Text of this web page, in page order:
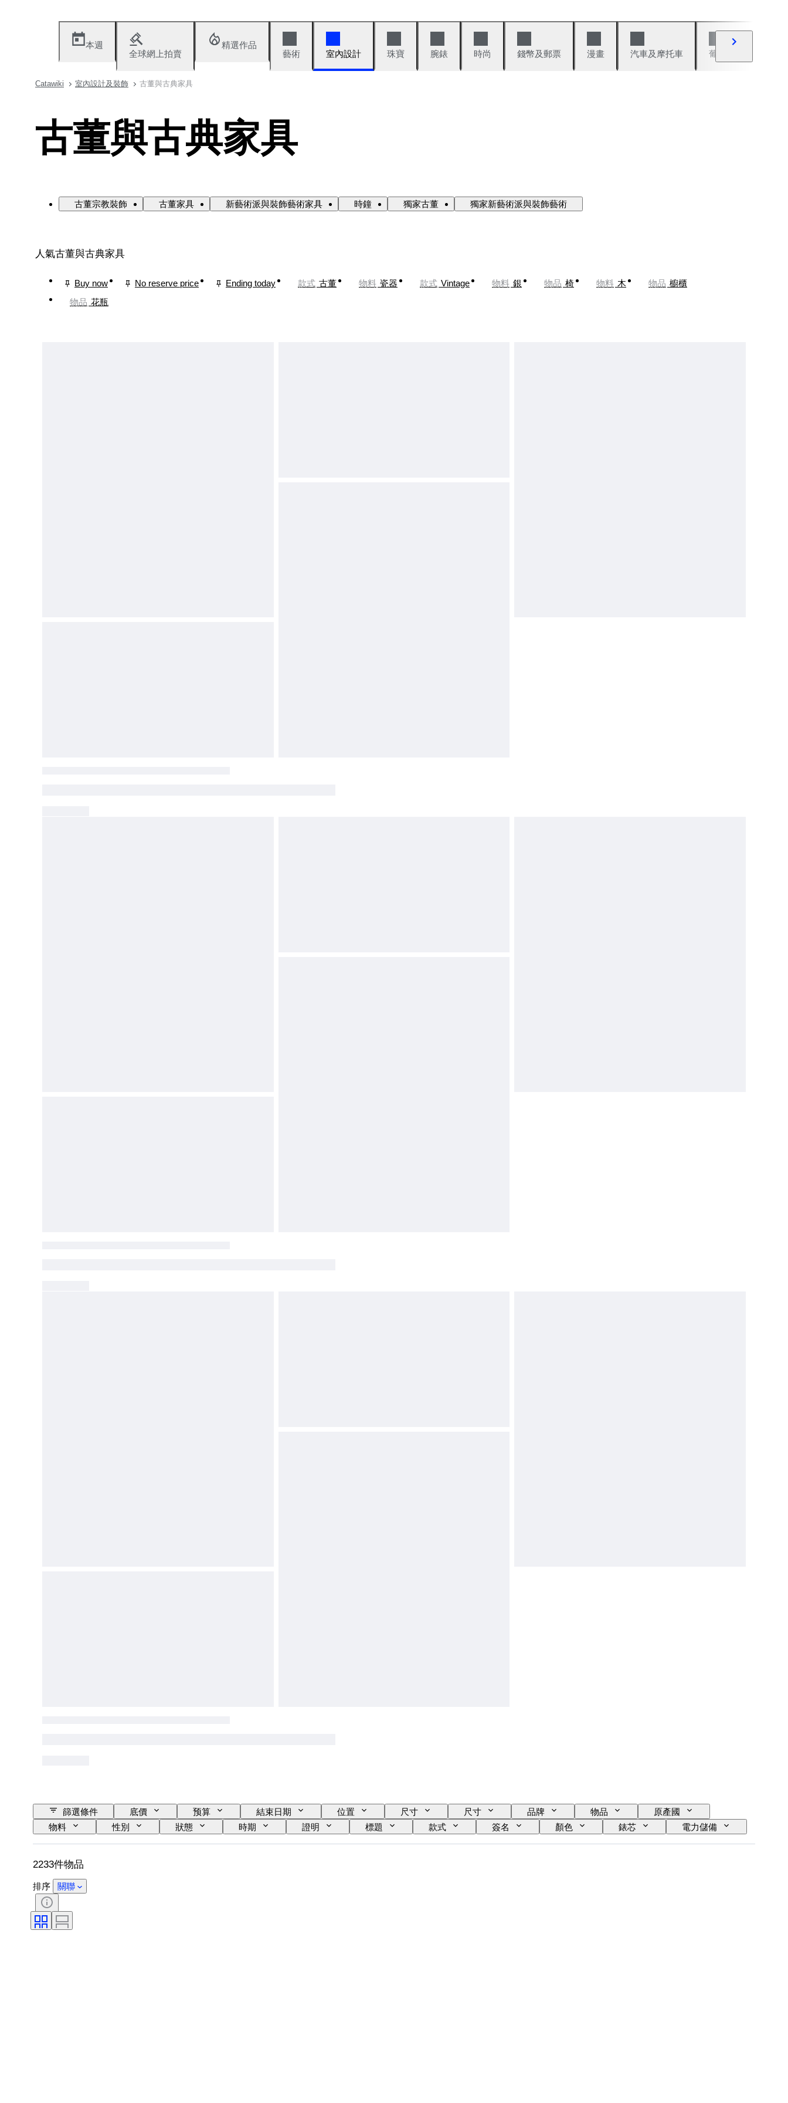
本週
全球網上拍賣
精選作品
藝術
室內設計 珠寶 腕錶 時尚 錢幣及郵票 漫畫 汽車及摩托車 葡萄酒與烈酒
Catawiki 室內設計及裝飾 古董與古典家具
古董與古典家具
古董宗教裝飾 古董家具 新藝術派與裝飾藝術家具 時鐘 獨家古董 獨家新藝術派與裝飾藝術
人氣古董與古典家具
Buy now No reserve price Ending today 款式 古董 物料 瓷器 款式 Vintage 物料 銀 物品 椅 物料 木 物品 櫥櫃
物品 花瓶
篩選條件 底價 预算 結束日期 位置 尺寸 尺寸 品牌 物品
原產國
物料
性別 狀態 時期 證明 標題 款式 簽名 顏色 錶芯
電力儲備
自鳴鐘
時鐘類型 時代 錶殼直徑 原件/副本 創作者 原產地
2233件物品
排序 關聯